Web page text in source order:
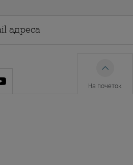
На почеток